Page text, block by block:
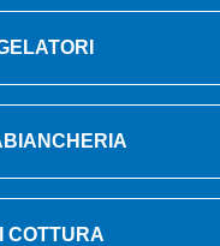
COTTURA